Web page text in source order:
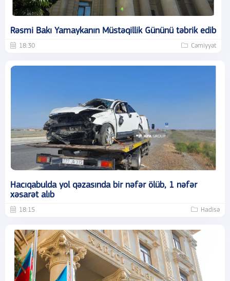
Rəsmi Bakı Yamaykanın Müstəqillik Gününü təbrik edib
18:30 Cəmiyyət
Hacıqabulda yol qəzasında bir nəfər ölüb, 1 nəfər
xəsarət alıb
18:15 Hadisə